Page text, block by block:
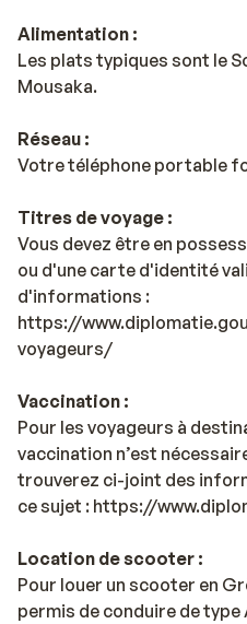
Alimentation :
Les plats typiques sont le
Mousaka.
Réseau :
Votre téléphone portable
Titres de voyage :
Vous devez être en
ou d'une carte d'identité
d'informations :
https://
voyageurs/
Vaccination :
Pour les voyageurs à
vaccination n’est
trouverez ci-joint des
ce sujet : https://
Location de scooter :
Pour louer un scooter en
permis de conduire de type